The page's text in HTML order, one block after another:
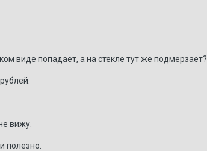
виде попадает, а на стекле тут же подмерзает?
вижу.
полезно.